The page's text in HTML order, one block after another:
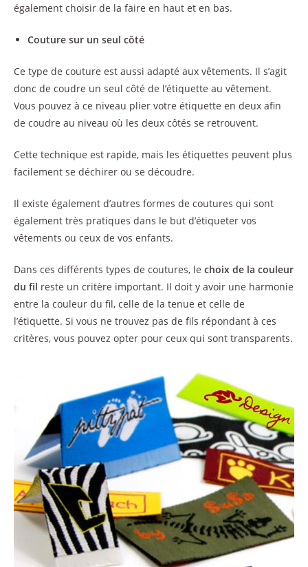
également choisir de la faire en haut et en bas.
Couture sur un seul côté
Ce type de couture est aussi adapté aux vêtements. Il s’agit
donc de coudre un seul côté de l’étiquette au vêtement.
Vous pouvez à ce niveau plier votre étiquette en deux afin
de coudre au niveau où les deux côtés se retrouvent.
Cette technique est rapide, mais les étiquettes peuvent plus
facilement se déchirer ou se découdre.
Il existe également d’autres formes de coutures qui sont
également très pratiques dans le but d’étiqueter vos
vêtements ou ceux de vos enfants.
Dans ces différents types de coutures, le choix de la couleur
du fil reste un critère important. Il doit y avoir une harmonie
entre la couleur du fil, celle de la tenue et celle de
l’étiquette. Si vous ne trouvez pas de fils répondant à ces
critères, vous pouvez opter pour ceux qui sont transparents.